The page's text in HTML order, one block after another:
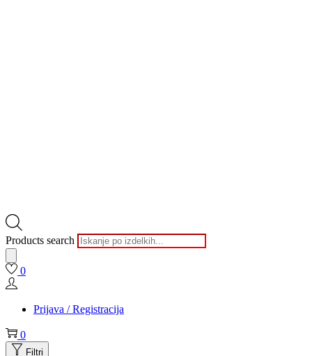
Products search
0
Prijava / Registracija
0
Filtri